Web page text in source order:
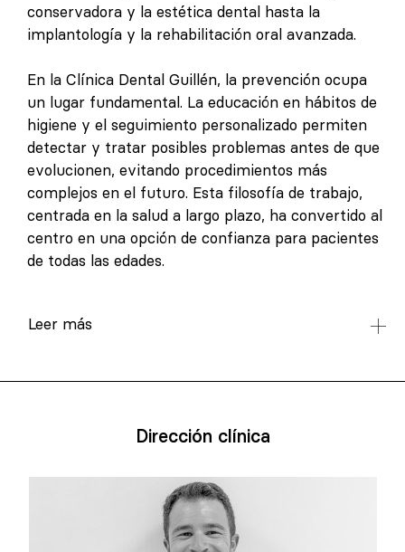
conservadora y la estética dental hasta la
implantología y la rehabilitación oral avanzada.
En la Clínica Dental Guillén, la prevención ocupa
un lugar fundamental. La educación en hábitos de
higiene y el seguimiento personalizado permiten
detectar y tratar posibles problemas antes de que
evolucionen, evitando procedimientos más
complejos en el futuro. Esta filosofía de trabajo,
centrada en la salud a largo plazo, ha convertido al
centro en una opción de confianza para pacientes
de todas las edades.
Leer más
Dirección clínica